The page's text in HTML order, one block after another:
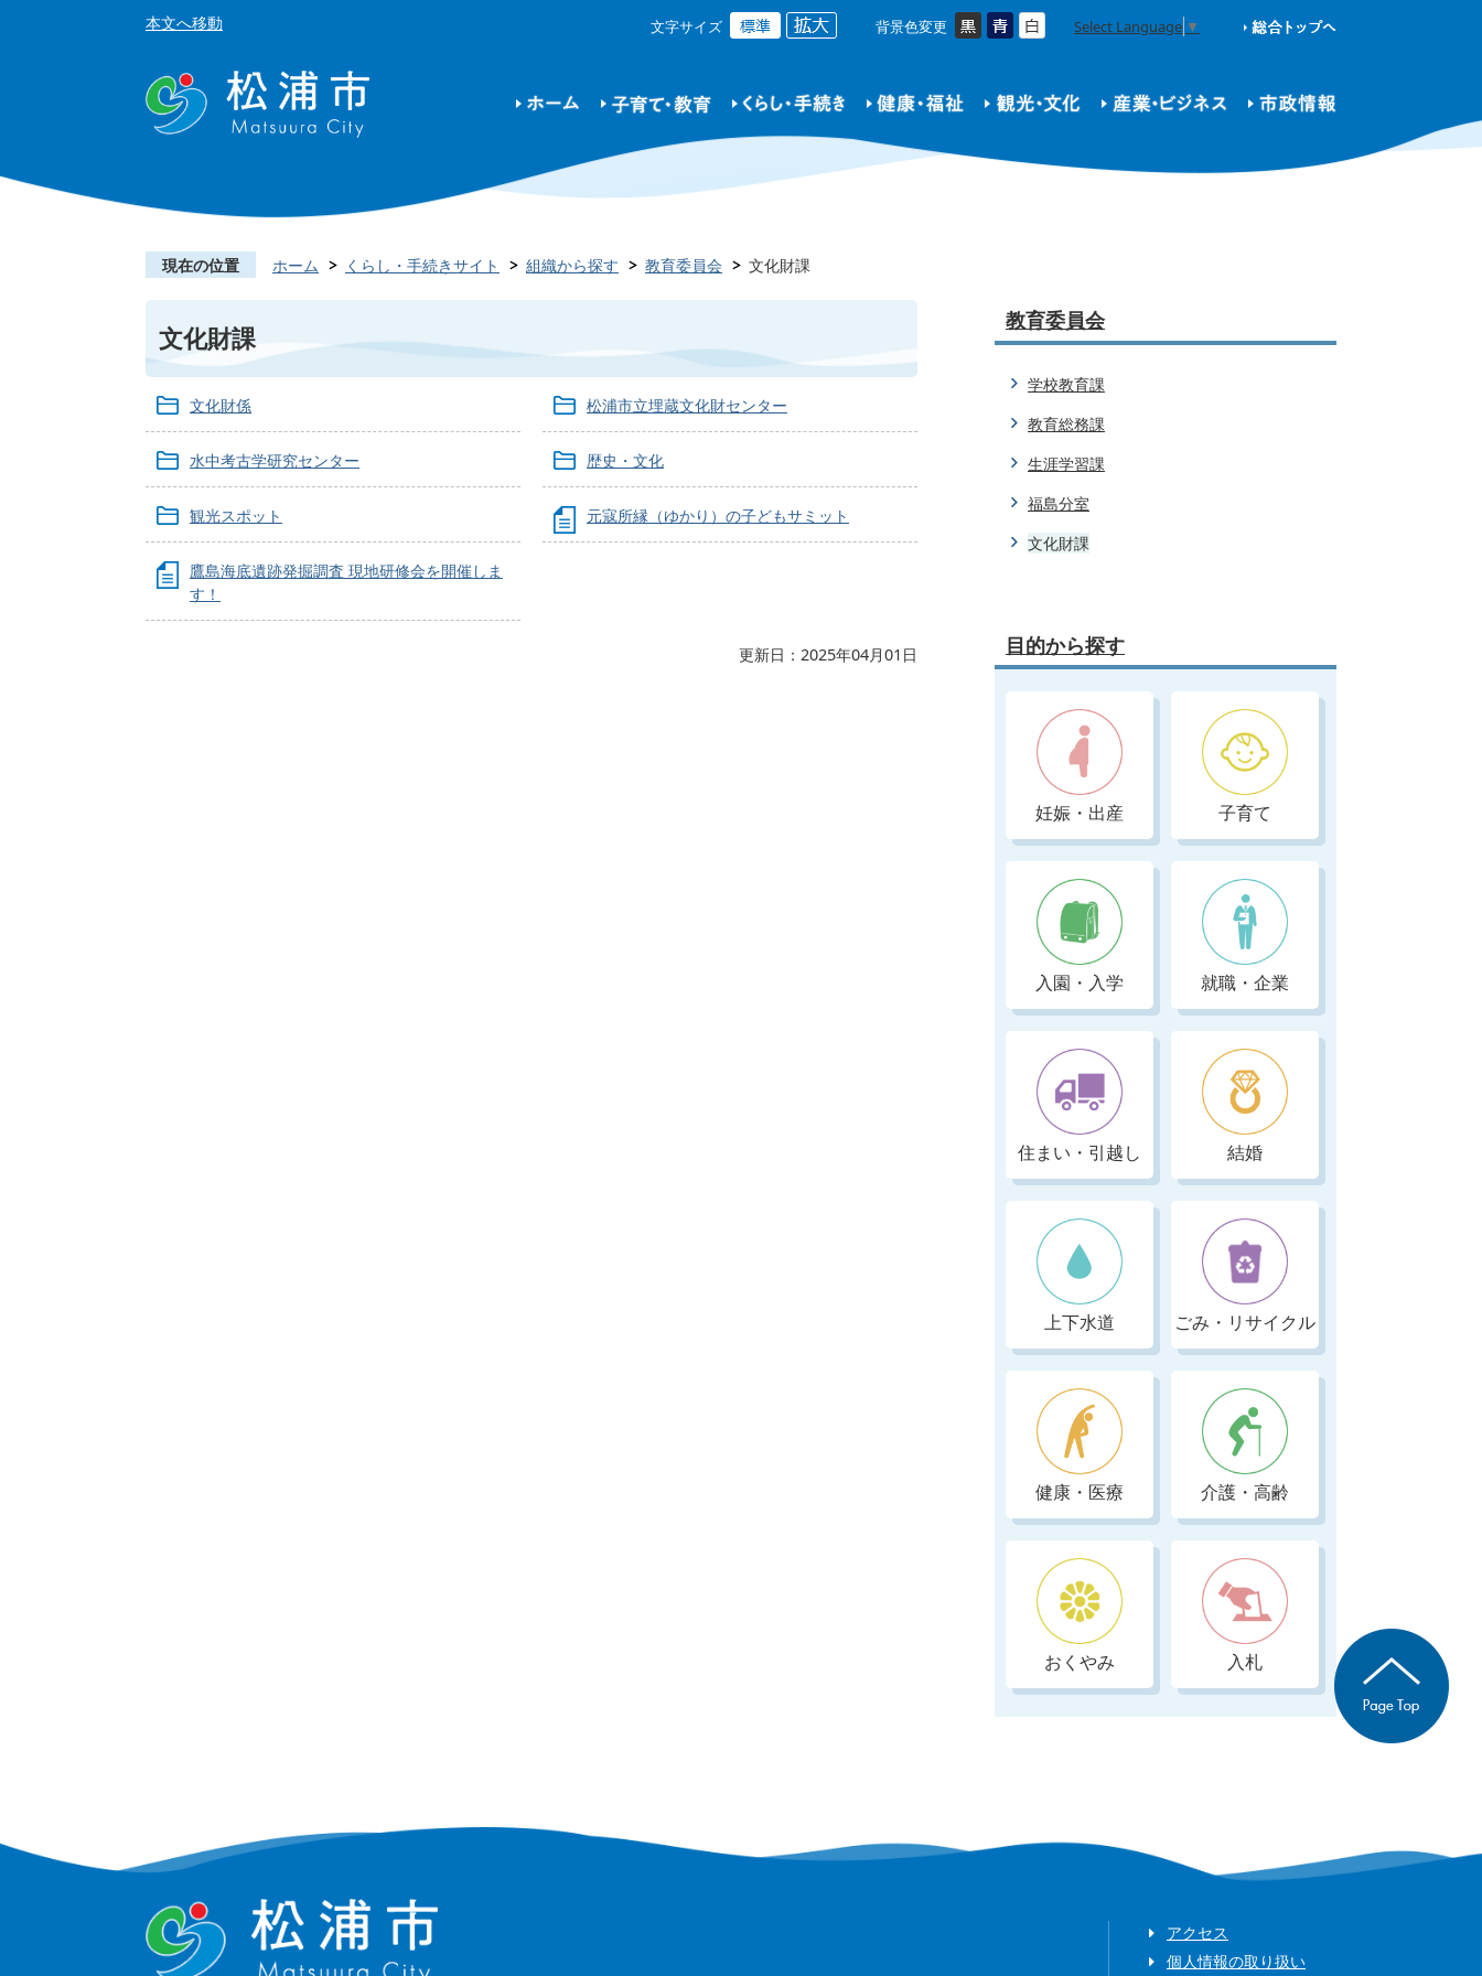
本文へ移動 文字サイズ 背景色変更 Select Language ▼
現在の位置 ホーム くらし・手続きサイト 組織から探す 教育委員会 文化財課
文化財課
文化財係 松浦市立埋蔵文化財センター
水中考古学研究センター 歴史・文化
観光スポット 元寇所縁（ゆかり）の子どもサミット
鷹島海底遺跡発掘調査 現地研修会を開催しま
す！
更新日：2025年04月01日
教育委員会
学校教育課
教育総務課
生涯学習課
福島分室
文化財課
目的から探す
妊娠・出産 子育て
入園・入学 就職・企業
住まい・引越し 結婚
上下水道 ごみ・リサイクル
健康・医療 介護・高齢
おくやみ 入札
アクセス
個人情報の取り扱い